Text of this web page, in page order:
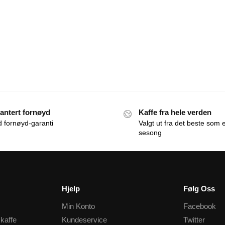
fornøyd
fornøyd-garanti
Kaffe fra hele verden
Valgt ut fra det beste som
sesong
Hjelp
Min Konto
Kundeservice
Følg Oss
Facebook
Twitter